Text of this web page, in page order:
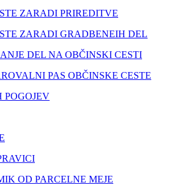
ZARADI PRIREDITVE
ZARADI GRADBENEIH DEL
DEL NA OBČINSKI CESTI
PAS OBČINSKE CESTE
POGOJEV
OD PARCELNE MEJE